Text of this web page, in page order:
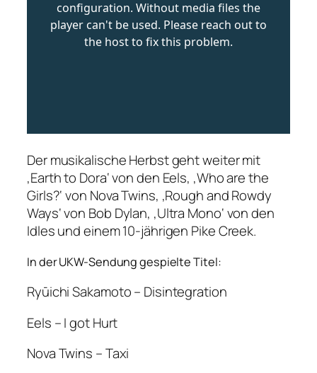
Der musikalische Herbst geht weiter mit
‚Earth to Dora‘ von den Eels, ‚Who are the
Girls?‘ von Nova Twins, ‚Rough and Rowdy
Ways‘ von Bob Dylan, ‚Ultra Mono‘ von den
Idles und einem 10-jährigen Pike Creek.
In der UKW-Sendung gespielte Titel:
Ryūichi Sakamoto – Disintegration
Eels – I got Hurt
Nova Twins – Taxi